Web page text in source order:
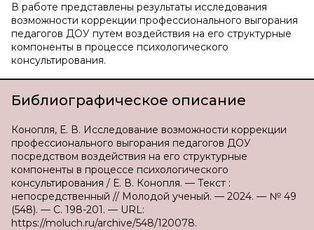
В работе представлены результаты исследования
возможности коррекции профессионального выгорания
педагогов ДОУ путем воздействия на его структурные
компоненты в процессе психологического
консультирования.
Библиографическое описание
Конопля, Е. В. Исследование возможности коррекции
профессионального выгорания педагогов ДОУ
посредством воздействия на его структурные
компоненты в процессе психологического
консультирования / Е. В. Конопля. — Текст :
непосредственный // Молодой ученый. — 2024. — № 49
(548). — С. 198-201. — URL:
https://moluch.ru/archive/548/120078.